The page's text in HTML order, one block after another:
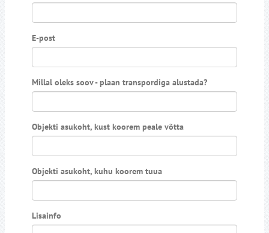
E-post
Millal oleks soov - plaan transpordiga alustada?
Objekti asukoht, kust koorem peale võtta
Objekti asukoht, kuhu koorem tuua
Lisainfo